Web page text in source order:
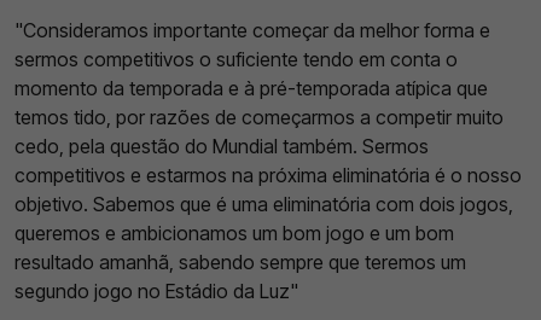
"Consideramos importante começar da melhor forma e
sermos competitivos o suficiente tendo em conta o
momento da temporada e à pré-temporada atípica que
temos tido, por razões de começarmos a competir muito
cedo, pela questão do Mundial também. Sermos
competitivos e estarmos na próxima eliminatória é o nosso
objetivo. Sabemos que é uma eliminatória com dois jogos,
queremos e ambicionamos um bom jogo e um bom
resultado amanhã, sabendo sempre que teremos um
segundo jogo no Estádio da Luz"